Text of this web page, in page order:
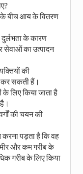
बीच आय के वितरण
के कारण
सेवाओं का उत्पादन
की
सकती हैं।
के लिए किया जाता है
की चयन की
पड़ता है कि वह
और कम गरीब के
गरीब के लिए किया